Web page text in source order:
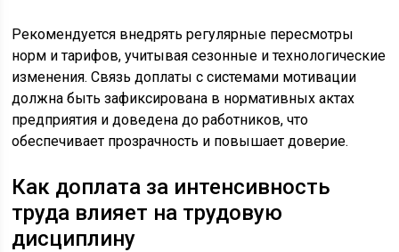
Рекомендуется внедрять регулярные пересмотры
норм и тарифов, учитывая сезонные и технологические
изменения. Связь доплаты с системами мотивации
должна быть зафиксирована в нормативных актах
предприятия и доведена до работников, что
обеспечивает прозрачность и повышает доверие.
Как доплата за интенсивность
труда влияет на трудовую
дисциплину